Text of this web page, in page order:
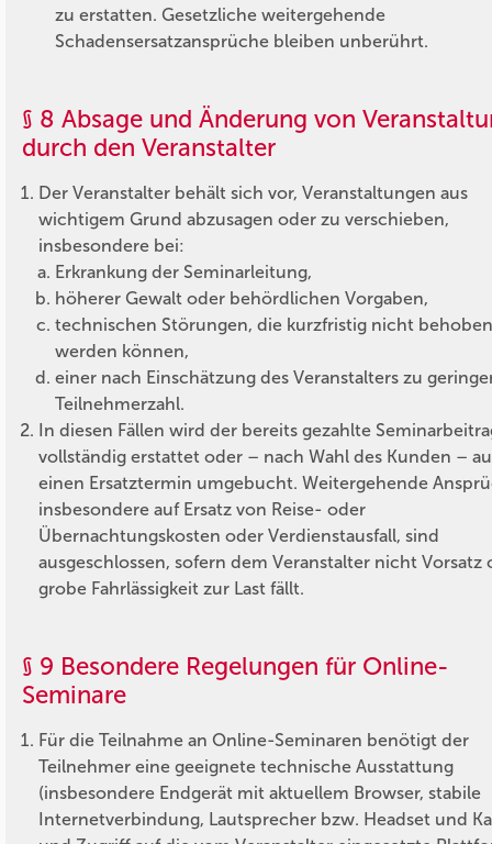
zu erstatten. Gesetzliche weitergehende
Schadensersatzansprüche bleiben unberührt.
§ 8 Absage und Änderung von
durch den Veranstalter
Der Veranstalter behält sich vor, Veranstaltungen aus
wichtigem Grund abzusagen oder zu verschieben,
insbesondere bei:
Erkrankung der Seminarleitung,
höherer Gewalt oder behördlichen Vorgaben,
technischen Störungen, die kurzfristig nicht behoben
werden können,
einer nach Einschätzung des Veranstalters zu
Teilnehmerzahl.
In diesen Fällen wird der bereits gezahlte
vollständig erstattet oder – nach Wahl des Kunden –
einen Ersatztermin umgebucht. Weitergehende
insbesondere auf Ersatz von Reise- oder
Übernachtungskosten oder Verdienstausfall, sind
ausgeschlossen, sofern dem Veranstalter nicht Vorsatz
grobe Fahrlässigkeit zur Last fällt.
§ 9 Besondere Regelungen für Online-
Seminare
Für die Teilnahme an Online-Seminaren benötigt der
Teilnehmer eine geeignete technische Ausstattung
(insbesondere Endgerät mit aktuellem Browser, stabile
Internetverbindung, Lautsprecher bzw. Headset und